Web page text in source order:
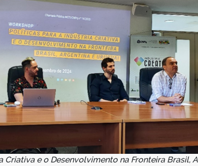
Criativa e o Desenvolvimento na Fronteira Brasil,